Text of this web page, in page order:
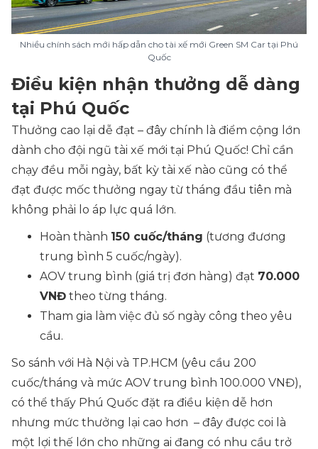
Nhiều chính sách mới hấp dẫn cho tài xế mới Green SM Car tại Phú
Quốc
Điều kiện nhận thưởng dễ dàng
tại Phú Quốc
Thưởng cao lại dễ đạt – đây chính là điểm cộng lớn
dành cho đội ngũ tài xế mới tại Phú Quốc! Chỉ cần
chạy đều mỗi ngày, bất kỳ tài xế nào cũng có thể
đạt được mốc thưởng ngay từ tháng đầu tiên mà
không phải lo áp lực quá lớn.
Hoàn thành 150 cuốc/tháng (tương đương
trung bình 5 cuốc/ngày).
AOV trung bình (giá trị đơn hàng) đạt 70.000
VNĐ theo từng tháng.
Tham gia làm việc đủ số ngày công theo yêu
cầu.
So sánh với Hà Nội và TP.HCM (yêu cầu 200
cuốc/tháng và mức AOV trung bình 100.000 VNĐ),
có thể thấy Phú Quốc đặt ra điều kiện dễ hơn
nhưng mức thưởng lại cao hơn – đây được coi là
một lợi thế lớn cho những ai đang có nhu cầu trở